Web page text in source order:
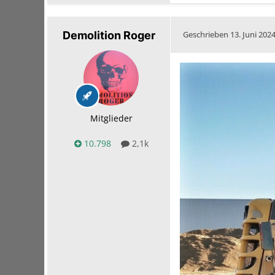
Demolition Roger
Mitglieder
10.798 2,1k
Geschrieben 13. Juni 2024